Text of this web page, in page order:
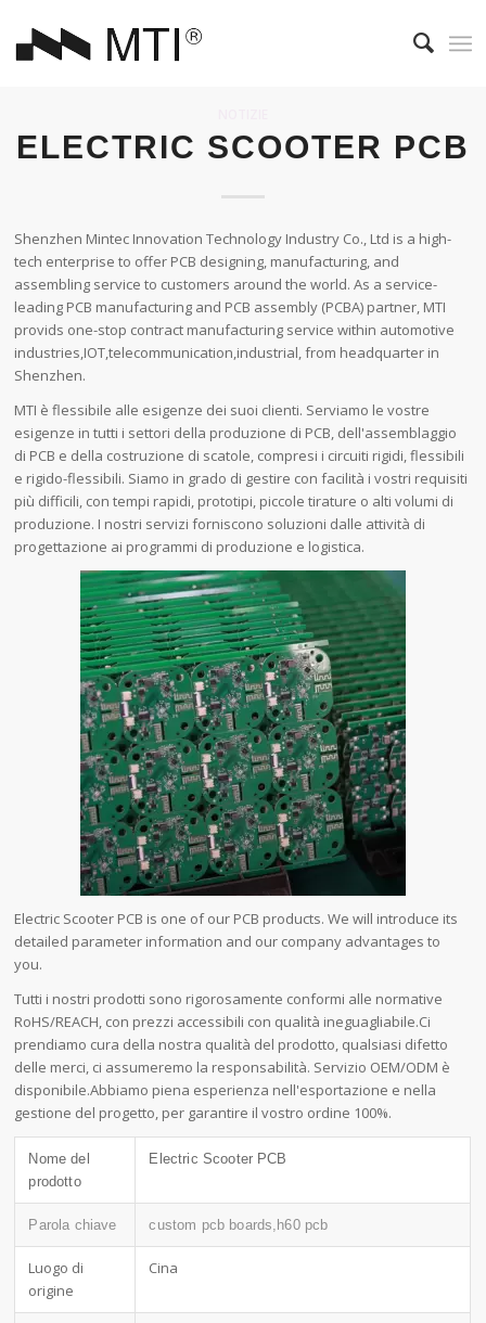
ELECTRIC SCOOTER PCB
Shenzhen Mintec Innovation Technology Industry Co., Ltd is a high-
tech enterprise to offer PCB designing, manufacturing, and
assembling service to customers around the world. As a service-
leading PCB manufacturing and PCB assembly (PCBA) partner, MTI
provids one-stop contract manufacturing service within automotive
industries,IOT,telecommunication,industrial, from headquarter in
Shenzhen.
MTI è flessibile alle esigenze dei suoi clienti. Serviamo le vostre
esigenze in tutti i settori della produzione di PCB, dell'assemblaggio
di PCB e della costruzione di scatole, compresi i circuiti rigidi, flessibili
e rigido-flessibili. Siamo in grado di gestire con facilità i vostri requisiti
più difficili, con tempi rapidi, prototipi, piccole tirature o alti volumi di
produzione. I nostri servizi forniscono soluzioni dalle attività di
progettazione ai programmi di produzione e logistica.
Electric Scooter PCB is one of our PCB products. We will introduce its
detailed parameter information and our company advantages to
you.
Tutti i nostri prodotti sono rigorosamente conformi alle normative
RoHS/REACH, con prezzi accessibili con qualità ineguagliabile.Ci
prendiamo cura della nostra qualità del prodotto, qualsiasi difetto
delle merci, ci assumeremo la responsabilità. Servizio OEM/ODM è
disponibile.Abbiamo piena esperienza nell'esportazione e nella
gestione del progetto, per garantire il vostro ordine 100%.
Nome del
prodotto
Electric Scooter PCB
Parola chiave custom pcb boards,h60 pcb
Luogo di
origine
Cina